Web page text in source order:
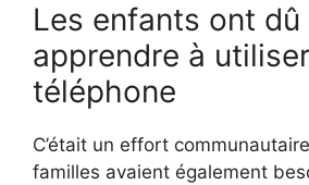
Les enfants ont dû
apprendre à
téléphone
C’était un effort
familles avaient également